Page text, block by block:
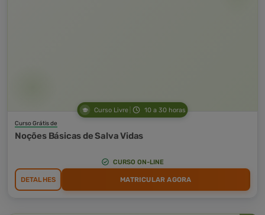
Curso Livre 10 a 30 horas
Curso Grátis de
Noções Básicas de Salva Vidas
CURSO ON-LINE
DETALHES MATRICULAR AGORA